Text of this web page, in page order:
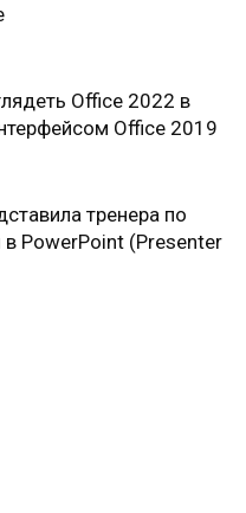
Office 2022 в
Office 2019
тренера по
в PowerPoint (Presenter